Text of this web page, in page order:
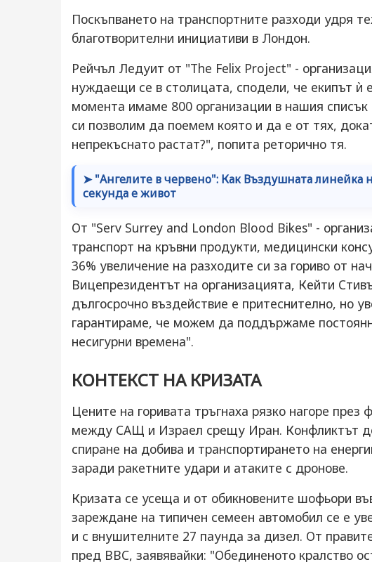
Поскъпването на транспортните разходи удря
благотворителни инициативи в Лондон.
Рейчъл Ледуит от "The Felix Project" -
нуждаещи се в столицата, сподели, че екипът ѝ
момента имаме 800 организации в нашия
си позволим да поемем която и да е от тях,
непрекъснато растат?", попита реторично тя.
➤ "Ангелите в червено": Как Въздушната линейка
секунда е живот
От "Serv Surrey and London Blood Bikes" -
транспорт на кръвни продукти, медицински
36% увеличение на разходите си за гориво от
Вицепрезидентът на организацията, Кейти
дългосрочно въздействие е притеснително, но
гарантираме, че можем да поддържаме
несигурни времена".
КОНТЕКСТ НА КРИЗАТА
Цените на горивата тръгнаха рязко нагоре през
между САЩ и Израел срещу Иран. Конфликтът
спиране на добива и транспортирането на
заради ракетните удари и атаките с дронове.
Кризата се усеща и от обикновените шофьори
зареждане на типичен семеен автомобил се е
и с внушителните 27 паунда за дизел. От
пред BBC, заявявайки: "Обединеното кралство